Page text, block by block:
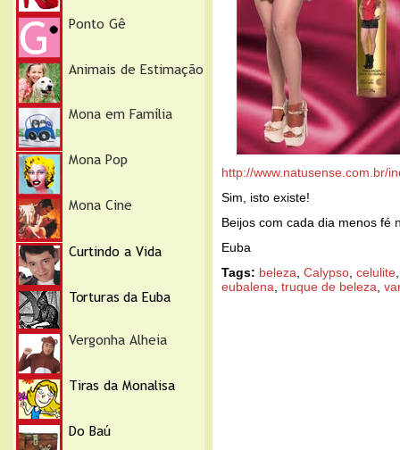
http://www.natusense.com.br/
Sim, isto existe!
Beijos com cada dia menos fé
Euba
Tags: beleza Calypso celulite
eubalena truque de beleza